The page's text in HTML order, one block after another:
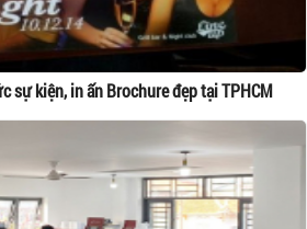
sự kiện, in ấn Brochure đẹp tại TPHCM